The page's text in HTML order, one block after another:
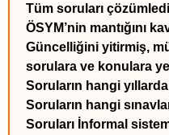
Tüm soruları
ÖSYM’nin mantığını
Güncelliğini yitirmiş,
sorulara ve konulara
Soruların hangi yıllarda
Soruların hangi
Soruları İnformal